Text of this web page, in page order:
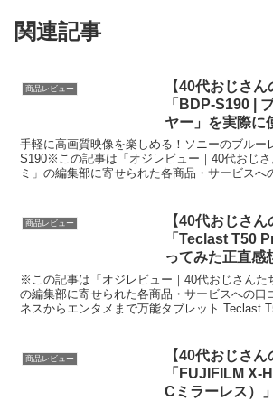
関連記事
商品レビュー
【40代おじさん
「BDP-S190 |
ヤー」を実際に
想
手軽に高画質映像を楽しめる！ソニーのブルー
S190※この記事は「オジレビュー｜40代おじ
ミ」の編集部に寄せられた各商品・サービスへ
商品レビュー
【40代おじさん
「Teclast T50
ってみた正直感
※この記事は「オジレビュー｜40代おじさんた
の編集部に寄せられた各商品・サービスへの口
ネスからエンタメまで万能タブレット Teclast
商品レビュー
【40代おじさん
「FUJIFILM X-
Cミラーレス）